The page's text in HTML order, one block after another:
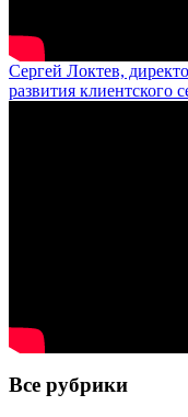
Сергей Локтев,
развития клиентского
Все рубрики